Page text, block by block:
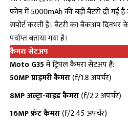
फोन में 5000mAh की बड़ी बैटरी दी गई है
सपोर्ट करती है। बैटरी का बैकअप दिनभर
पर्याप्त बताया गया है।
कैमरा सेटअप
Moto G35में ट्रिपल कैमरा सेटअप है:
50MP प्राइमरी कैमरा(f/1.8 अपर्चर)
8MP अल्ट्रा-वाइड कैमरा(f/2.2 अपर्चर)
16MP फ्रंट कैमरा(f/2.45 अपर्चर)